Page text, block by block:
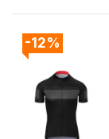
-12%